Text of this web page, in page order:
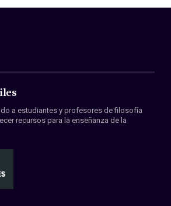
a estudiantes y profesores de filosofía
recursos para la enseñanza de la